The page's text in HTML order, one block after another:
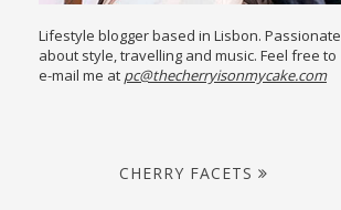
Lifestyle blogger based in Lisbon. Passionate
about style, travelling and music. Feel free to
e-mail me at pc@thecherryisonmycake.com
CHERRY FACETS